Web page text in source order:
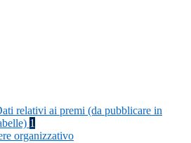
relativi ai premi (da pubblicare in
1
organizzativo